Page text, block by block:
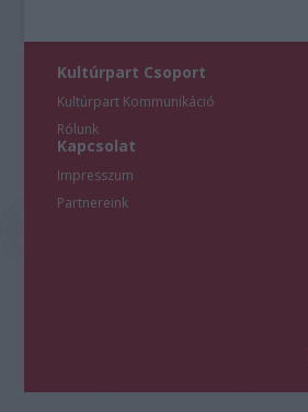
Kultúrpart Csoport
Kultúrpart Kommunikáció
Rólunk
Kapcsolat
Impresszum
Partnereink